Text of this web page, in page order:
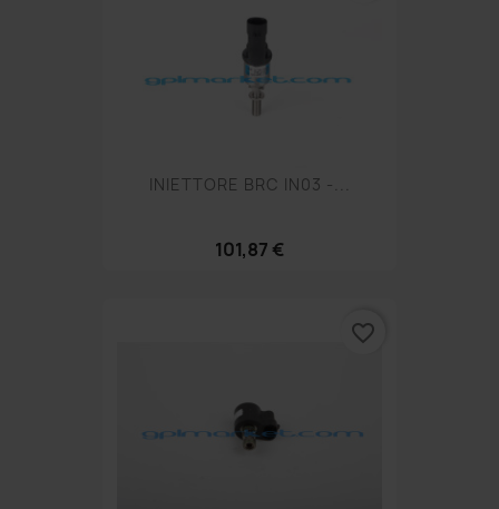
INIETTORE BRC IN03 -...
101,87 €
favorite_border